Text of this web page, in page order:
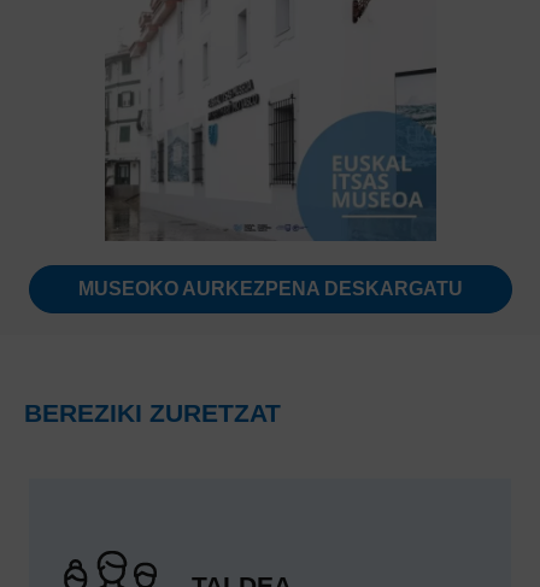
MUSEOKO AURKEZPENA DESKARGATU
BEREZIKI ZURETZAT